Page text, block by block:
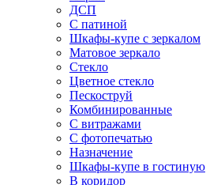
ДСП
С патиной
Шкафы-купе с зеркалом
Матовое зеркало
Стекло
Цветное стекло
Пескоструй
Комбинированные
С витражами
С фотопечатью
Назначение
Шкафы-купе в гостиную
В коридор